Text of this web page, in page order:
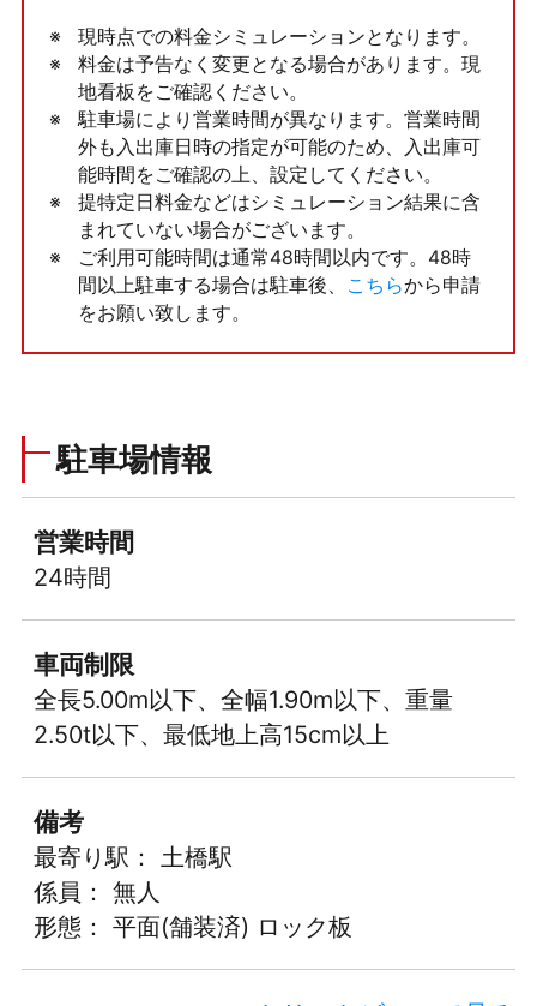
現時点での料金シミュレーションとなります。
料金は予告なく変更となる場合があります。現
地看板をご確認ください。
駐車場により営業時間が異なります。営業時間
外も入出庫日時の指定が可能のため、入出庫可
能時間をご確認の上、設定してください。
提特定日料金などはシミュレーション結果に含
まれていない場合がございます。
ご利用可能時間は通常48時間以内です。48時
間以上駐車する場合は駐車後、
こちらから申請
をお願い致します。
駐車場情報
営業時間
24時間
車両制限
全長5.00m以下、全幅1.90m以下、重量
2.50t以下、最低地上高15cm以上
備考
最寄り駅： 土橋駅
係員： 無人
形態： 平面(舗装済) ロック板